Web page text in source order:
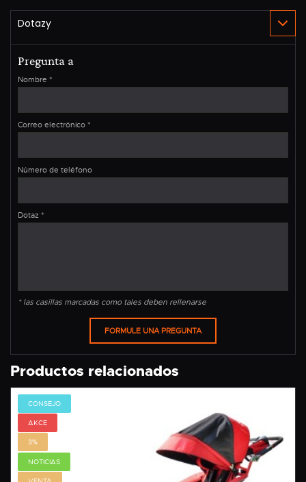
Pregunta a
Nombre *
Correo electrónico *
Número de teléfono
Dotaz *
* las casillas marcadas como tales deben rellenarse
Productos relacionados
CONSEJO
AKCE
3%
NOTICIAS